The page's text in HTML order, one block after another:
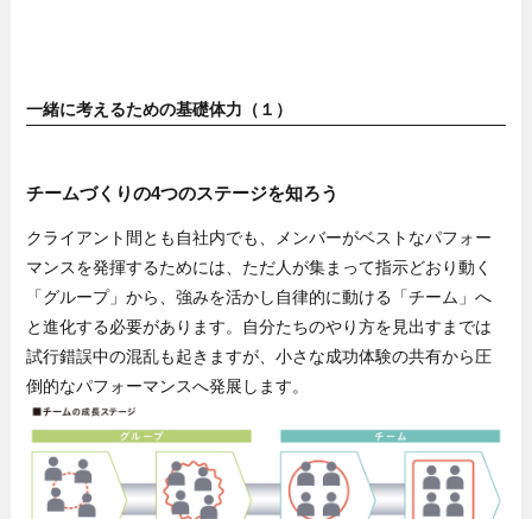
一緒に考えるための基礎体力（１）
チームづくりの4つのステージを知ろう
クライアント間とも自社内でも、メンバーがベストなパフォー
マンスを発揮するためには、ただ人が集まって指示どおり動く
「グループ」から、強みを活かし自律的に動ける「チーム」へ
と進化する必要があります。自分たちのやり方を見出すまでは
試行錯誤中の混乱も起きますが、小さな成功体験の共有から圧
倒的なパフォーマンスへ発展します。